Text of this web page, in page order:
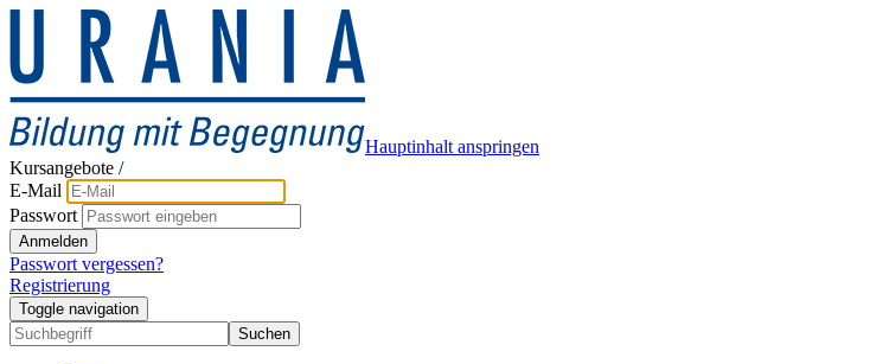
Hauptinhalt anspringen
Kursangebote /
E-Mail
Passwort
Anmelden
Passwort vergessen?
Registrierung
Toggle navigation
Suchen